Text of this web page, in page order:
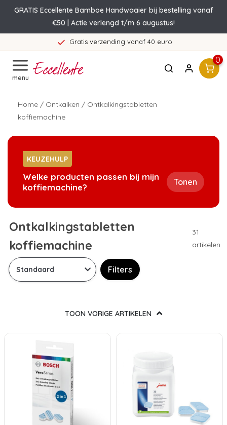
GRATIS Eccellente Bamboe Handwaaier bij bestelling vanaf
€50 | Actie verlengd t/m 6 augustus!
Gratis verzending vanaf 40 euro
menu
0
Home / Ontkalken / Ontkalkingstabletten
koffiemachine
KEUZEHULP
Welke producten passen bij mijn
koffiemachine?
Tonen
Ontkalkingstabletten
koffiemachine
31
artikelen
Filters
TOON VORIGE ARTIKELEN